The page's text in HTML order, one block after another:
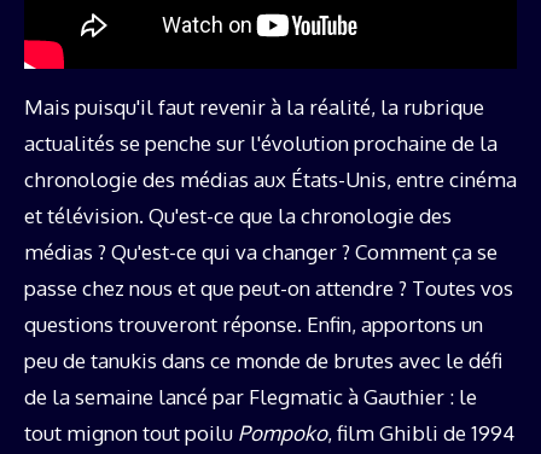
Mais puisqu'il faut revenir à la réalité, la rubrique
actualités se penche sur l'évolution prochaine de la
chronologie des médias aux États-Unis, entre cinéma
et télévision. Qu'est-ce que la chronologie des
médias ? Qu'est-ce qui va changer ? Comment ça se
passe chez nous et que peut-on attendre ? Toutes vos
questions trouveront réponse. Enfin, apportons un
peu de tanukis dans ce monde de brutes avec le défi
de la semaine lancé par Flegmatic à Gauthier : le
tout mignon tout poilu Pompoko, film Ghibli de 1994